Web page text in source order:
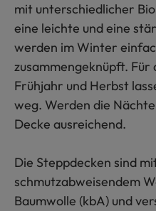
mit unterschiedlicher
eine leichte und eine
werden im Winter
zusammengeknüpft. Für
Frühjahr und Herbst
weg. Werden die
Decke ausreichend.
Die Steppdecken sind
schmutzabweisendem
Baumwolle (kbA) und